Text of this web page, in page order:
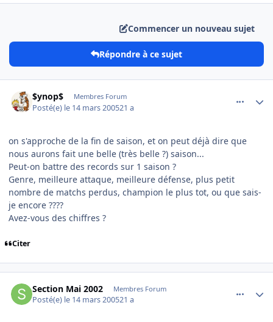
Commencer un nouveau sujet
Répondre à ce sujet
$ynop$ Membres Forum
Posté(e) le 14 mars 200521 a
on s'approche de la fin de saison, et on peut déjà dire que
nous aurons fait une belle (très belle ?) saison...
Peut-on battre des records sur 1 saison ?
Genre, meilleure attaque, meilleure défense, plus petit
nombre de matchs perdus, champion le plus tot, ou que sais-
je encore ????
Avez-vous des chiffres ?
Citer
Section Mai 2002 Membres Forum
Posté(e) le 14 mars 200521 a